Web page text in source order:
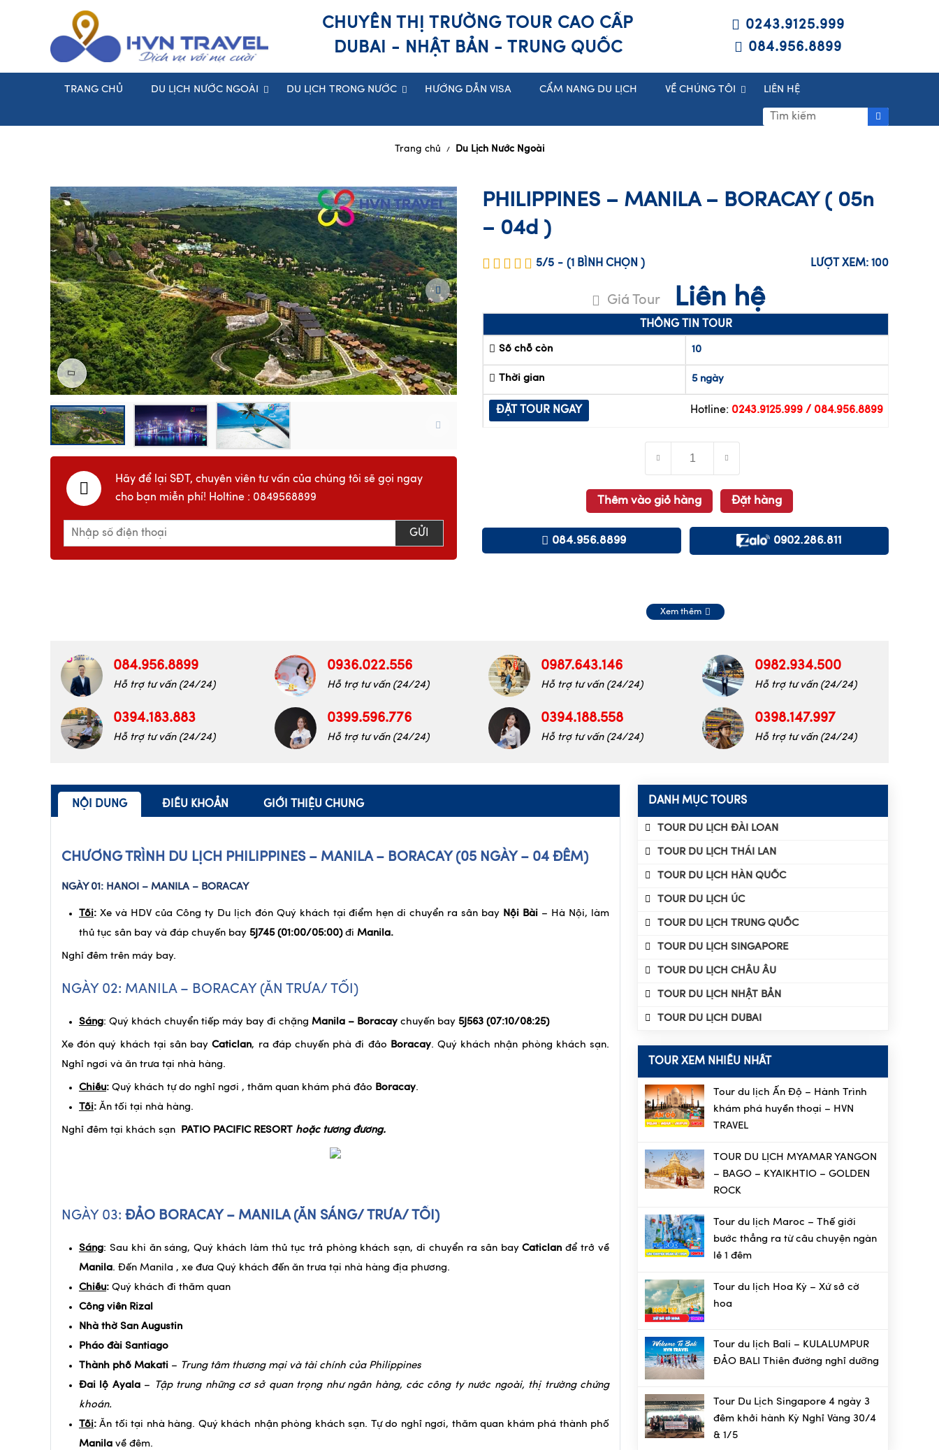
CHUYÊN THỊ TRƯỜNG TOUR CAO CẤP
DUBAI - NHẬT BẢN - TRUNG QUỐC
0243.9125.999
084.956.8899
TRANG CHỦ DU LỊCH NƯỚC NGOÀI DU LỊCH TRONG NƯỚC HƯỚNG DẪN VISA CẨM NANG DU LỊCH VỀ CHÚNG TÔI LIÊN HỆ
Trang chủ / Du Lịch Nước Ngoài
Hãy để lại SĐT, chuyên viên tư vấn của chúng tôi sẽ gọi ngay
cho bạn miễn phí! Holtine : 0849568899
GỬI
PHILIPPINES – MANILA – BORACAY ( 05n
– 04d )
5/5 - (1 BÌNH CHỌN ) LƯỢT XEM: 100
Giá Tour Liên hệ
THÔNG TIN TOUR
Số chỗ còn 10
Thời gian 5 ngày
ĐẶT TOUR NGAY Hotline: 0243.9125.999 / 084.956.8899
Thêm vào giỏ hàng Đặt hàng
084.956.8899 0902.286.811
Xem thêm
084.956.8899
Hỗ trợ tư vấn (24/24)
0936.022.556
Hỗ trợ tư vấn (24/24)
0987.643.146
Hỗ trợ tư vấn (24/24)
0982.934.500
Hỗ trợ tư vấn (24/24)
0394.183.883
Hỗ trợ tư vấn (24/24)
0399.596.776
Hỗ trợ tư vấn (24/24)
0394.188.558
Hỗ trợ tư vấn (24/24)
0398.147.997
Hỗ trợ tư vấn (24/24)
NỘI DUNG ĐIỀU KHOẢN GIỚI THIỆU CHUNG
CHƯƠNG TRÌNH DU LỊCH PHILIPPINES – MANILA – BORACAY (05 NGÀY – 04 ĐÊM)
NGÀY 01: HANOI – MANILA – BORACAY
Tối: Xe và HDV của Công ty Du lịch đón Quý khách tại điểm hẹn di chuyển ra sân bay Nội Bài – Hà Nội, làm
thủ tục sân bay và đáp chuyến bay 5J745 (01:00/05:00) đi Manila.
Nghỉ đêm trên máy bay.
NGÀY 02: MANILA – BORACAY (ĂN TRƯA/ TỐI)
Sáng: Quý khách chuyển tiếp máy bay đi chặng Manila – Boracay chuyến bay 5J563 (07:10/08:25)
Xe đón quý khách tại sân bayCaticlan, ra đáp chuyến phà đi đảo Boracay. Quý khách nhận phòng khách sạn.
Nghỉ ngơi và ăn trưa tại nhà hàng.
Chiều: Quý khách tự do nghỉ ngơi , thăm quan khám phá đảo Boracay.
Tối: Ăn tối tại nhà hàng.
Nghỉ đêm tại khách sạn PATIO PACIFIC RESORT hoặc tương đương.
NGÀY 03: ĐẢO BORACAY – MANILA(ĂN SÁNG/ TRƯA/ TỐI)
Sáng: Sau khi ăn sáng, Quý khách làm thủ tục trả phòng khách sạn, di chuyển ra sân bayCaticlanđể trở về
Manila. Đến Manila , xe đưa Quý khách đến ăn trưa tại nhà hàng địa phương.
Chiều: Quý khách đi thăm quan
Công viên Rizal
Nhà thờ San Augustin
Pháo đài Santiago
Thành phố Makati – Trung tâm thương mại và tài chính của Philippines
Đai lộ Ayala– Tập trung những cơ sở quan trọng như ngân hàng, các công ty nước ngoài, thị trường chứng
khoán.
Tối: Ăn tối tại nhà hàng. Quý khách nhận phòng khách sạn. Tự do nghỉ ngơi, thăm quan khám phá thành phố
Manila về đêm.
DANH MỤC TOURS
TOUR DU LỊCH ĐÀI LOAN
TOUR DU LỊCH THÁI LAN
TOUR DU LỊCH HÀN QUỐC
TOUR DU LỊCH ÚC
TOUR DU LỊCH TRUNG QUỐC
TOUR DU LỊCH SINGAPORE
TOUR DU LỊCH CHÂU ÂU
TOUR DU LỊCH NHẬT BẢN
TOUR DU LỊCH DUBAI
TOUR XEM NHIỀU NHẤT
Tour du lịch Ấn Độ – Hành Trình
khám phá huyền thoại – HVN
TRAVEL
TOUR DU LỊCH MYAMAR YANGON
– BAGO – KYAIKHTIO – GOLDEN
ROCK
Tour du lịch Maroc – Thế giới
bước thẳng ra từ câu chuyện ngàn
lẻ 1 đêm
Tour du lịch Hoa Kỳ – Xứ sở cờ
hoa
Tour du lịch Bali – KULALUMPUR
ĐẢO BALI Thiên đường nghỉ dưỡng
Tour Du Lịch Singapore 4 ngày 3
đêm khởi hành Kỳ Nghỉ Vàng 30/4
& 1/5